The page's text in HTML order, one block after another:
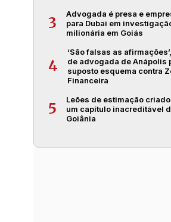
3
Advogada é presa e
para Dubai em
milionária em Goiás
4
‘São falsas as
de advogada de Anápolis
suposto esquema contra
Financeira
5
Leões de estimação
um capítulo inacreditável
Goiânia